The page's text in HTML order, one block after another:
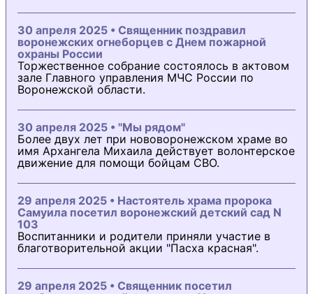
30 апреля 2025 • Священник поздравил
воронежских огнеборцев с Днем пожарной
охраны России
Торжественное собрание состоялось в актовом
зале Главного управления МЧС России по
Воронежской области.
30 апреля 2025 • "Мы рядом"
Более двух лет при нововоронежском храме во
имя Архангела Михаила действует волонтерское
движение для помощи бойцам СВО.
29 апреля 2025 • Настоятель храма пророка
Самуила посетил воронежский детский сад N
103
Воспитанники и родители приняли участие в
благотворительной акции "Пасха красная".
29 апреля 2025 • Священник посетил